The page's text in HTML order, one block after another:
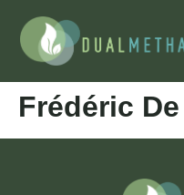
Frédéric